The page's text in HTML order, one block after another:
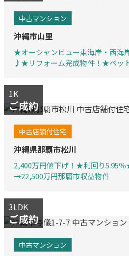
中古マンション
沖縄市山里
★オーシャンビュー東海岸・西海
♪★リフォーム完成物件！★ペッ
1K
ご成約
中古店舗付住宅
沖縄県那覇市松川
2,400万円値下げ！★利回り5.95
→22,500万円那覇市収益物件
3LDK
ご成約
中古マンション